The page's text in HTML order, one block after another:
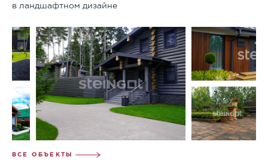
в ландшафтном дизайне
ВСЕ ОБЪЕКТЫ